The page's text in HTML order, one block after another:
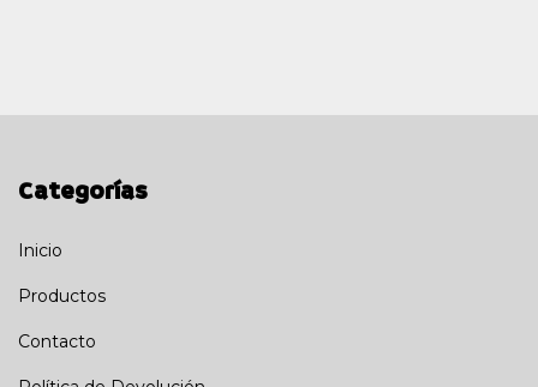
Categorías
Inicio
Productos
Contacto